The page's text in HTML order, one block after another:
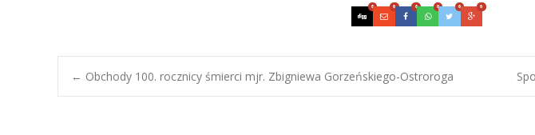
0 0 0 0 0 0
Post
← Obchody 100. rocznicy śmierci mjr. Zbigniewa Gorzeńskiego-Ostroroga